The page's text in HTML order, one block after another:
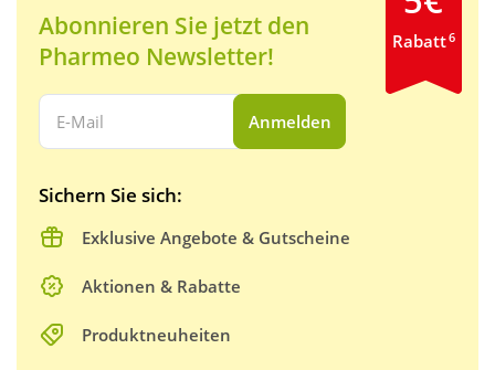
Abonnieren Sie jetzt den
Pharmeo Newsletter!
Ihre E-Mail Adresse:
Anmelden
Sichern Sie sich:
Exklusive Angebote & Gutscheine
Aktionen & Rabatte
Produktneuheiten
Rabatt6